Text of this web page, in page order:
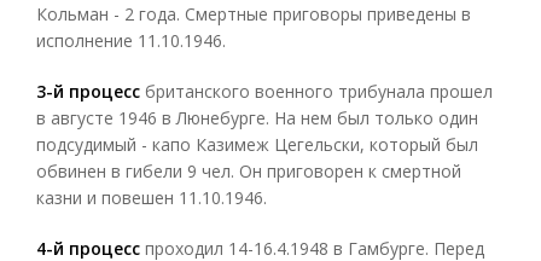
Кольман - 2 года. Смертные приговоры приведены в
исполнение 11.10.1946.
3-й процесс британского военного трибунала прошел
в августе 1946 в Люнебурге. На нем был только один
подсудимый - капо Казимеж Цегельски, который был
обвинен в гибели 9 чел. Он приговорен к смертной
казни и повешен 11.10.1946.
4-й процесс проходил 14-16.4.1948 в Гамбурге. Перед